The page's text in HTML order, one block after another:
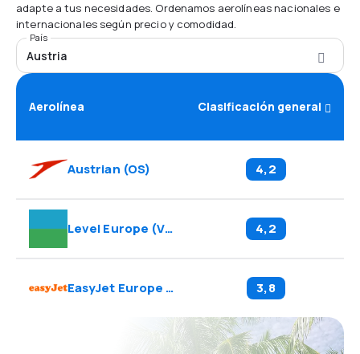
adapte a tus necesidades. Ordenamos aerolíneas nacionales e
internacionales según precio y comodidad.
País
Austria
Aerolínea Clasificación general
Austrian (OS) 4,2
Level Europe (VK 4,2
EasyJet Europe EC 3,8